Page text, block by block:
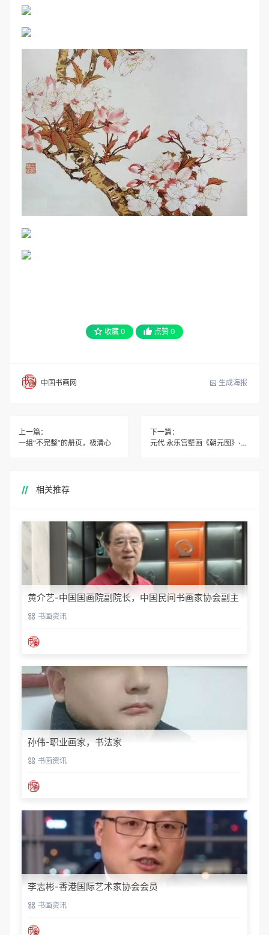
收藏 0 点赞 0
中国书画网 生成海报
上一篇：
一组“不完整”的册页，极清心
下一篇：
元代 永乐宫壁画《朝元图》·局部
相关推荐
黄介艺-中国国画院副院长，中国民间书画家协会副主
席 书画资讯
孙伟-职业画家，书法家
书画资讯
李志彬-香港国际艺术家协会会员
书画资讯